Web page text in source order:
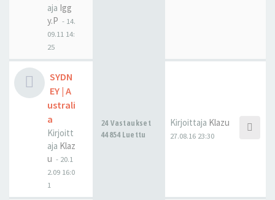
aja Igg
y.P - 14.
09.11 14:
25
SYDN
EY | A
ustrali
a
Kirjoitt
aja Klaz
u - 20.1
2.09 16:0
1
24 Vastaukset
44854 Luettu
Kirjoittaja Klazu
27.08.16 23:30